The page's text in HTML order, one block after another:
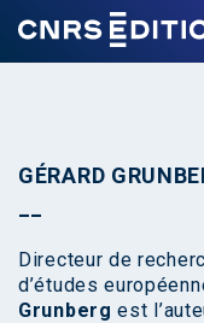
GÉRARD
Directeur de
d’études
Grunberg est